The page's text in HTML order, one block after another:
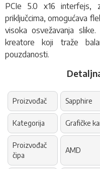
PCIe 5.0 x16 interfejs,
priključcima, omogućava
visoka osvežavanja
kreatore koji traže
pouzdanosti.
Proizvođač Sapphire
Kategorija Grafičke
Proizvođač
čipa
AMD